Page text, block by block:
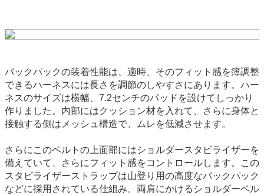
バックパックの装着性能は、適時、そのフィット感を簿調整
できるハーネスには長さを調節のしやすさにあります。ハー
ネスのサイズは横幅、7.2センチのパッドを設けてしっかり
作りました。内部にはクッション材を入れて、さらに身体と
接触する側はメッシュ構造で、ムレを低減させます。
さらにこのベルトの上面部にはショルダースタビライザーを
備えていて、さらにフィット感をコントロールします。この
スタビライザーストラップは山登り用の高度なバックパック
などに採用されている仕組み。両肩にかけるショルダーベル